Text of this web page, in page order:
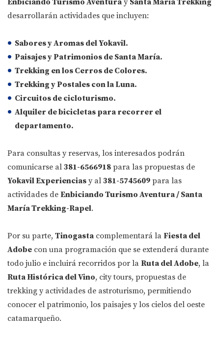
Enbiciando Turismo Aventura y Santa María Trekking
desarrollarán actividades que incluyen:
Sabores y Aromas del Yokavil.
Paisajes y Patrimonios de Santa María.
Trekking en los Cerros de Colores.
Trekking y Postales con la Luna.
Circuitos de cicloturismo.
Alquiler de bicicletas para recorrer el
departamento.
Para consultas y reservas, los interesados podrán
comunicarse al 381-6566918 para las propuestas de
Yokavil Experiencias y al 381-5745609 para las
actividades de Enbiciando Turismo Aventura / Santa
María Trekking-Rapel.
Por su parte, Tinogasta complementará la Fiesta del
Adobe con una programación que se extenderá durante
todo julio e incluirá recorridos por la Ruta del Adobe, la
Ruta Histórica del Vino, city tours, propuestas de
trekking y actividades de astroturismo, permitiendo
conocer el patrimonio, los paisajes y los cielos del oeste
catamarqueño.